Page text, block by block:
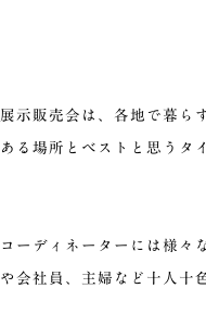
展示販売会は、各地で暮ら
ある場所とベストと思うタ
コーディネーターには様々
や会社員、主婦など十人十